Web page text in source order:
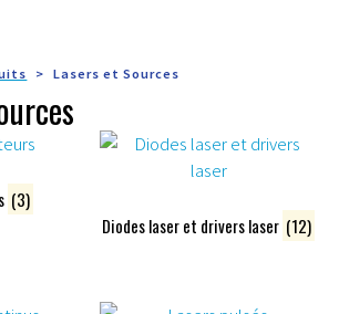
Lasers et Sources
(3)
Diodes laser et drivers laser (12)